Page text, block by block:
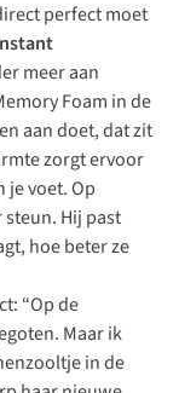
perfect moet
meer aan
Foam in de
aan doet, dat zit
zorgt ervoor
je voet. Op
steun. Hij past
hoe beter ze
“Op de
Maar ik
in de